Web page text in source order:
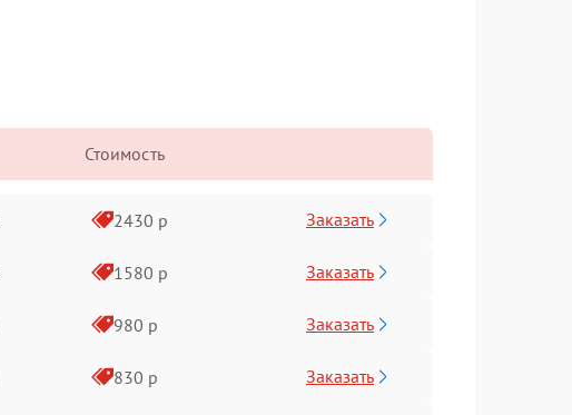
Стоимость
2430 р Заказать
1580 р Заказать
980 р Заказать
830 р Заказать